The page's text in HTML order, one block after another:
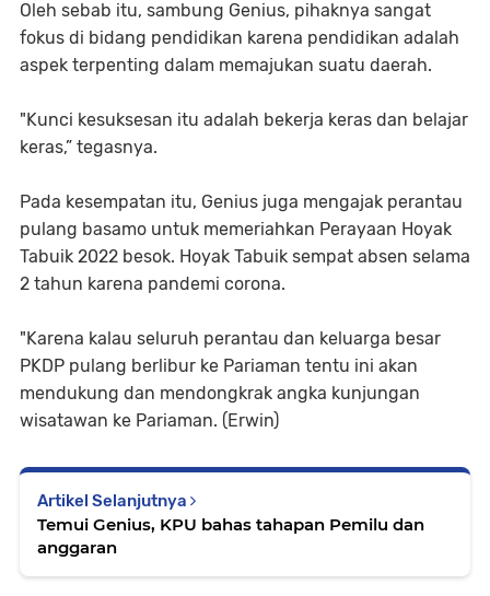
Oleh sebab itu, sambung Genius, pihaknya sangat
fokus di bidang pendidikan karena pendidikan adalah
aspek terpenting dalam memajukan suatu daerah.
"Kunci kesuksesan itu adalah bekerja keras dan belajar
keras,” tegasnya.
Pada kesempatan itu, Genius juga mengajak perantau
pulang basamo untuk memeriahkan Perayaan Hoyak
Tabuik 2022 besok. Hoyak Tabuik sempat absen selama
2 tahun karena pandemi corona.
"Karena kalau seluruh perantau dan keluarga besar
PKDP pulang berlibur ke Pariaman tentu ini akan
mendukung dan mendongkrak angka kunjungan
wisatawan ke Pariaman. (Erwin)
Artikel Selanjutnya
Temui Genius, KPU bahas tahapan Pemilu dan
anggaran